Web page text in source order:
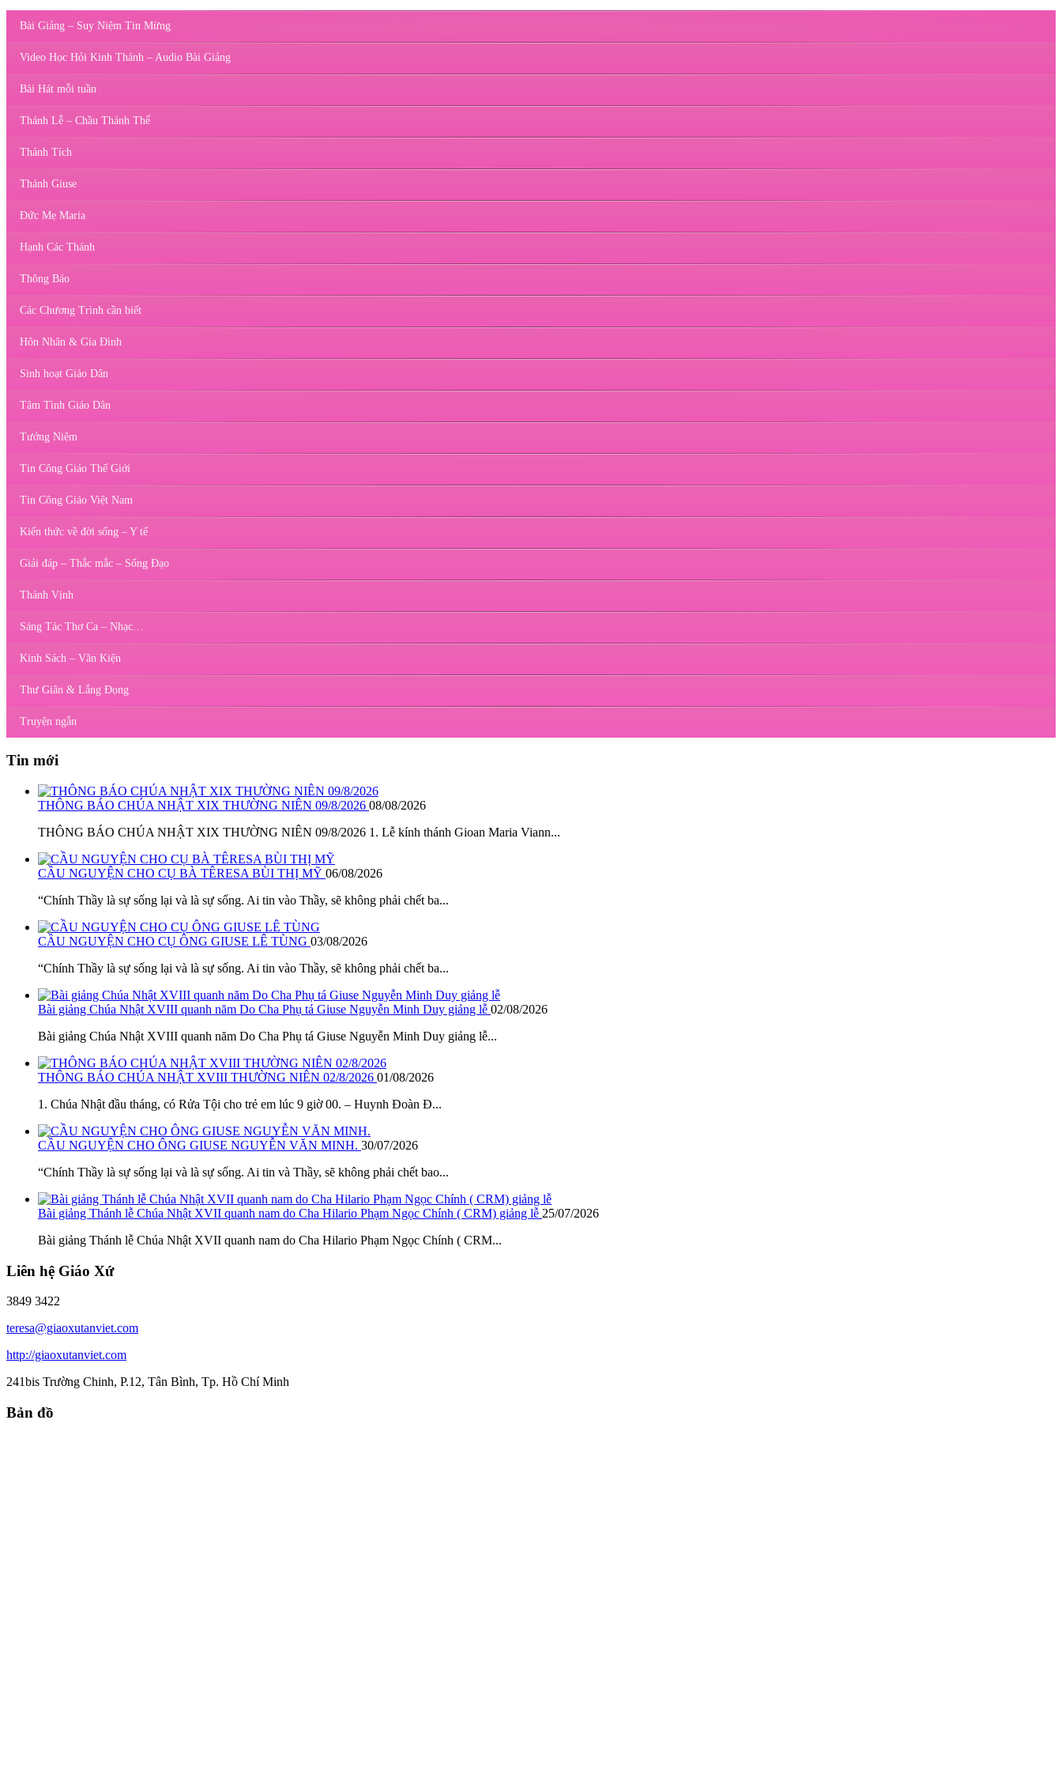
Bài Giảng – Suy Niệm Tin Mừng
Video Học Hỏi Kinh Thánh – Audio Bài Giảng
Bài Hát mỗi tuần
Thánh Lễ – Chầu Thánh Thể
Thánh Tích
Thánh Giuse
Đức Mẹ Maria
Hạnh Các Thánh
Thông Báo
Các Chương Trình cần biết
Hôn Nhân & Gia Đình
Sinh hoạt Giáo Dân
Tâm Tình Giáo Dân
Tưởng Niệm
Tin Công Giáo Thế Giới
Tin Công Giáo Việt Nam
Kiến thức về đời sống – Y tế
Giải đáp – Thắc mắc – Sống Đạo
Thánh Vịnh
Sáng Tác Thơ Ca – Nhạc…
Kinh Sách – Văn Kiện
Thư Giãn & Lắng Đọng
Truyện ngắn
Tin mới
THÔNG BÁO CHÚA NHẬT XIX THƯỜNG NIÊN 09/8/2026 08/08/2026
THÔNG BÁO CHÚA NHẬT XIX THƯỜNG NIÊN 09/8/2026 1. Lễ kính thánh Gioan Maria Viann...
CẦU NGUYỆN CHO CỤ BÀ TÊRESA BÙI THỊ MỸ 06/08/2026
“Chính Thầy là sự sống lại và là sự sống. Ai tin vào Thầy, sẽ không phải chết ba...
CẦU NGUYỆN CHO CỤ ÔNG GIUSE LÊ TÙNG 03/08/2026
“Chính Thầy là sự sống lại và là sự sống. Ai tin vào Thầy, sẽ không phải chết ba...
Bài giảng Chúa Nhật XVIII quanh năm Do Cha Phụ tá Giuse Nguyễn Minh Duy giảng lễ 02/08/2026
Bài giảng Chúa Nhật XVIII quanh năm Do Cha Phụ tá Giuse Nguyễn Minh Duy giảng lễ...
THÔNG BÁO CHÚA NHẬT XVIII THƯỜNG NIÊN 02/8/2026 01/08/2026
1. Chúa Nhật đầu tháng, có Rửa Tội cho trẻ em lúc 9 giờ 00. – Huynh Đoàn Đ...
CẦU NGUYỆN CHO ÔNG GIUSE NGUYỄN VĂN MINH. 30/07/2026
“Chính Thầy là sự sống lại và là sự sống. Ai tin và Thầy, sẽ không phải chết bao...
Bài giảng Thánh lễ Chúa Nhật XVII quanh nam do Cha Hilario Phạm Ngọc Chính ( CRM) giảng lễ 25/07/2026
Bài giảng Thánh lễ Chúa Nhật XVII quanh nam do Cha Hilario Phạm Ngọc Chính ( CRM...
Liên hệ Giáo Xứ
3849 3422
teresa@giaoxutanviet.com
http://giaoxutanviet.com
241bis Trường Chinh, P.12, Tân Bình, Tp. Hồ Chí Minh
Bản đồ